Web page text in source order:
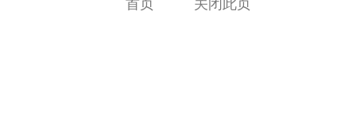
首页
关闭此页